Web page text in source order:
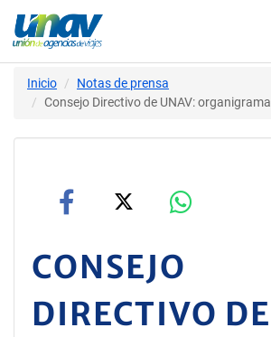
Inicio
Notas de prensa
Consejo Directivo de UNAV: organigrama
CONSEJO
DIRECTIVO DE